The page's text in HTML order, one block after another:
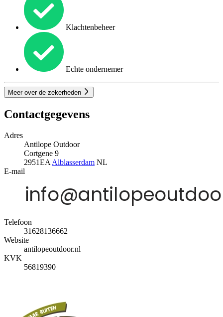
Klachtenbeheer
Echte ondernemer
Meer over de zekerheden
Contactgegevens
Adres
Antilope Outdoor
Cortgene 9
2951EA Alblasserdam NL
E-mail
Telefoon
31628136662
Website
antilopeoutdoor.nl
KVK
56819390